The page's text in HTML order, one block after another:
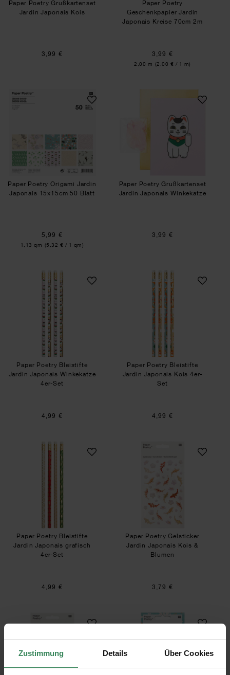
Zustimmung Details Über Cookies
Paper Poetry Grußkartenset
Jardin Japonais Kois
3,99 €
Paper Poetry
Geschenkpapier Jardin
Japonais Kreise 70cm 2m
3,99 €
Inhalt:
2,00 m (2,00 € / 1 m)
Paper Poetry Origami Jardin Japonais
Paper Poetry Origami Jardin
Japonais 15x15cm 50 Blatt
5,99 €
Inhalt:
1,13 qm (5,32 € / 1 qm)
Paper Poetry
Paper Poetry Grußkartenset
Jardin Japonais Winkekatze
3,99 €
Paper Poetry Bleistifte Jardin Japonais
Paper Poetry Bleistifte
Jardin Japonais Winkekatze
4er-Set
4,99 €
Paper Poetry
Paper Poetry Bleistifte
Jardin Japonais Kois 4er-
Set
4,99 €
Paper Poetry Bleistifte Jardin Japonais grafisch
Paper Poetry Bleistifte
Jardin Japonais grafisch
4er-Set
4,99 €
Paper Poetry
Paper Poetry Gelsticker
Jardin Japonais Kois &
Blumen
3,79 €
Paper Poetry Gelsticker Jardin Japonais
Paper Poetry